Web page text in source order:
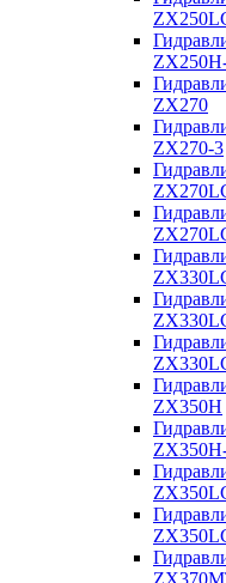
ZX270
ZX270-3
ZX350H